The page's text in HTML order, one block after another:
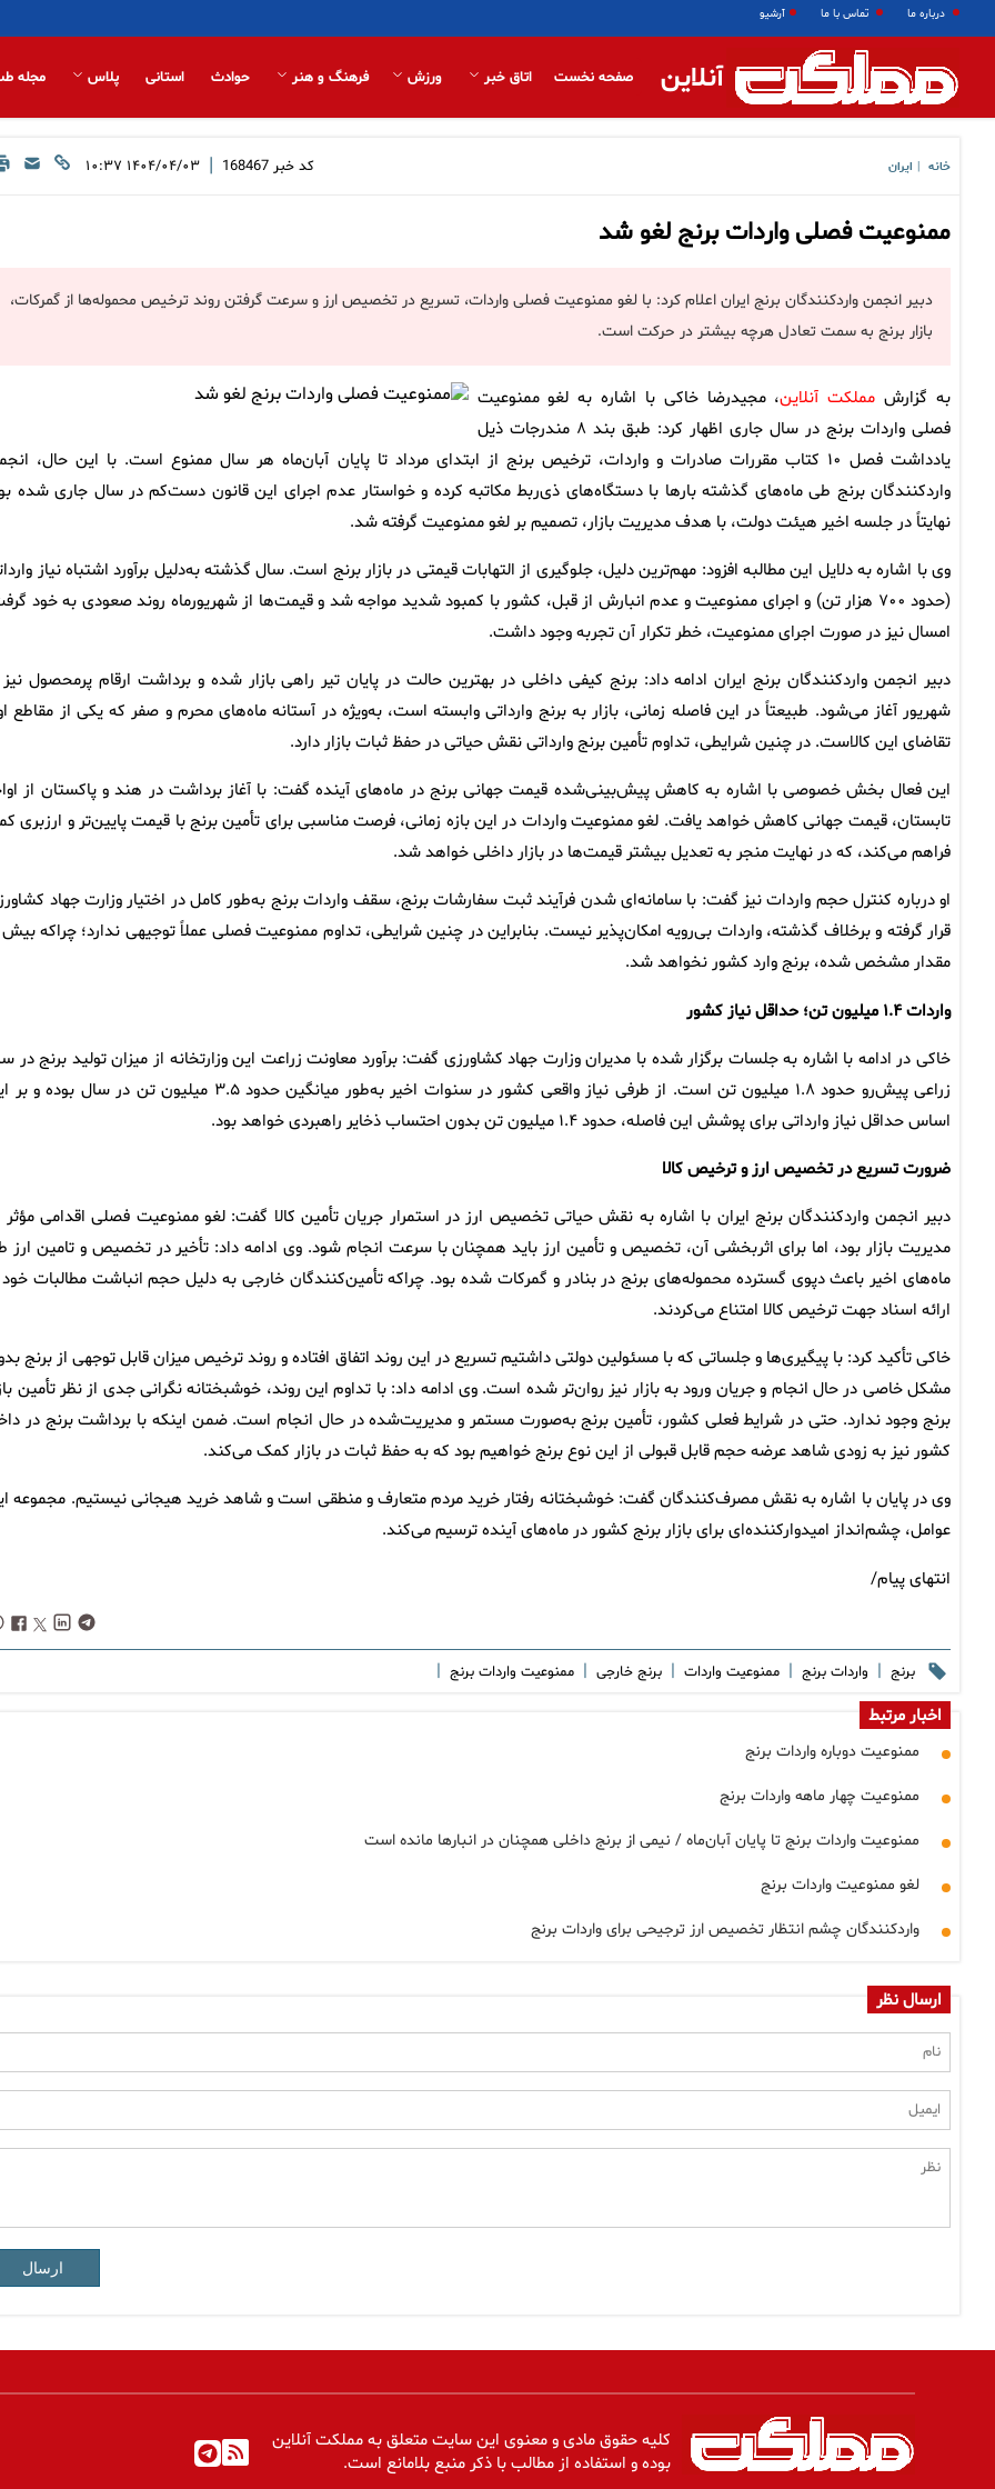
درباره ما تماس با ما آرشیو
آنلاین صفحه نخست اتاق خبر ورزش فرهنگ و هنر حوادث استانی پلاس مجله
خانه ایران کد خبر 168467
| ۱۴۰۴/۰۴/۰۳ ۱۰:۳۷
ممنوعیت فصلی واردات برنج لغو شد
دبیر انجمن واردکنندگان برنج ایران اعلام کرد: با لغو ممنوعیت فصلی واردات، تسریع در تخصیص ارز و سرعت گرفتن روند ترخیص محموله‌ها از گمرکات،
بازار برنج به سمت تعادل هرچه بیشتر در حرکت است.
به گزارش مملکت آنلاین، مجیدرضا خاکی با اشاره به لغو ممنوعیت
فصلی واردات برنج در سال جاری اظهار کرد: طبق بند ۸ مندرجات ذیل
یادداشت فصل ۱۰ کتاب مقررات صادرات و واردات، ترخیص برنج از ابتدای مرداد تا پایان آبان‌ماه هر سال ممنوع است. با این حال،
واردکنندگان برنج طی ماه‌های گذشته بارها با دستگاه‌های ذی‌ربط مکاتبه کرده و خواستار عدم اجرای این قانون دست‌کم در سال جاری شده
نهایتاً در جلسه اخیر هیئت دولت، با هدف مدیریت بازار، تصمیم بر لغو ممنوعیت گرفته شد.
وی با اشاره به دلایل این مطالبه افزود: مهم‌ترین دلیل، جلوگیری از التهابات قیمتی در بازار برنج است. سال گذشته به‌دلیل برآورد اشتباه نیاز
(حدود ۷۰۰ هزار تن) و اجرای ممنوعیت و عدم انبارش از قبل، کشور با کمبود شدید مواجه شد و قیمت‌ها از شهریورماه روند صعودی به خود
امسال نیز در صورت اجرای ممنوعیت، خطر تکرار آن تجربه وجود داشت.
دبیر انجمن واردکنندگان برنج ایران ادامه داد: برنج کیفی داخلی در بهترین حالت در پایان تیر راهی بازار شده و برداشت ارقام پرمحصول نیز
شهریور آغاز می‌شود. طبیعتاً در این فاصله زمانی، بازار به برنج وارداتی وابسته است، به‌ویژه در آستانه ماه‌های محرم و صفر که یکی از مقاطع
تقاضای این کالاست. در چنین شرایطی، تداوم تأمین برنج وارداتی نقش حیاتی در حفظ ثبات بازار دارد.
این فعال بخش خصوصی با اشاره به کاهش پیش‌بینی‌شده قیمت جهانی برنج در ماه‌های آینده گفت: با آغاز برداشت در هند و پاکستان از
تابستان، قیمت جهانی کاهش خواهد یافت. لغو ممنوعیت واردات در این بازه زمانی، فرصت مناسبی برای تأمین برنج با قیمت پایین‌تر و ارزبری
فراهم می‌کند، که در نهایت منجر به تعدیل بیشتر قیمت‌ها در بازار داخلی خواهد شد.
او درباره کنترل حجم واردات نیز گفت: با سامانه‌ای شدن فرآیند ثبت سفارشات برنج، سقف واردات برنج به‌طور کامل در اختیار وزارت جهاد
قرار گرفته و برخلاف گذشته، واردات بی‌رویه امکان‌پذیر نیست. بنابراین در چنین شرایطی، تداوم ممنوعیت فصلی عملاً توجیهی ندارد؛ چراکه بیش
مقدار مشخص شده، برنج وارد کشور نخواهد شد.
واردات ۱.۴ میلیون تن؛ حداقل نیاز کشور
خاکی در ادامه با اشاره به جلسات برگزار شده با مدیران وزارت جهاد کشاورزی گفت: برآورد معاونت زراعت این وزارتخانه از میزان تولید برنج در
زراعی پیش‌رو حدود ۱.۸ میلیون تن است. از طرفی نیاز واقعی کشور در سنوات اخیر به‌طور میانگین حدود ۳.۵ میلیون تن در سال
اساس حداقل نیاز وارداتی برای پوشش این فاصله، حدود ۱.۴ میلیون تن بدون احتساب ذخایر راهبردی خواهد بود.
ضرورت تسریع در تخصیص ارز و ترخیص کالا
دبیر انجمن واردکنندگان برنج ایران با اشاره به نقش حیاتی تخصیص ارز در استمرار جریان تأمین کالا گفت: لغو ممنوعیت فصلی اقدامی مؤثر
مدیریت بازار بود، اما برای اثربخشی آن، تخصیص و تأمین ارز باید همچنان با سرعت انجام شود. وی ادامه داد: تأخیر در تخصیص و تامین ارز
ماه‌های اخیر باعث دپوی گسترده محموله‌های برنج در بنادر و گمرکات شده بود. چراکه تأمین‌کنندگان خارجی به دلیل حجم انباشت مطالبات خود
ارائه اسناد جهت ترخیص کالا امتناع می‌کردند.
خاکی تأکید کرد: با پیگیری‌ها و جلساتی که با مسئولین دولتی داشتیم تسریع در این روند اتفاق افتاده و روند ترخیص میزان قابل توجهی از برنج
مشکل خاصی در حال انجام و جریان ورود به بازار نیز روان‌تر شده است. وی ادامه داد: با تداوم این روند، خوشبختانه نگرانی جدی از نظر تأمین
برنج وجود ندارد. حتی در شرایط فعلی کشور، تأمین برنج به‌صورت مستمر و مدیریت‌شده در حال انجام است. ضمن اینکه با برداشت برنج در
کشور نیز به زودی شاهد عرضه حجم قابل قبولی از این نوع برنج خواهیم بود که به حفظ ثبات در بازار کمک می‌کند.
وی در پایان با اشاره به نقش مصرف‌کنندگان گفت: خوشبختانه رفتار خرید مردم متعارف و منطقی است و شاهد خرید هیجانی نیستیم. مجموعه
عوامل، چشم‌انداز امیدوارکننده‌ای برای بازار برنج کشور در ماه‌های آینده ترسیم می‌کند.
انتهای پیام/
برنج | واردات برنج | ممنوعیت واردات | برنج خارجی | ممنوعیت واردات برنج |
اخبار مرتبط
ممنوعیت دوباره واردات برنج
ممنوعیت چهار ماهه واردات برنج
ممنوعیت واردات برنج تا پایان آبان‌ماه / نیمی از برنج داخلی همچنان در انبارها مانده است
لغو ممنوعیت واردات برنج
واردکنندگان چشم انتظار تخصیص ارز ترجیحی برای واردات برنج
ارسال نظر
ارسال
کلیه حقوق مادی و معنوی این سایت متعلق به مملکت آنلاین
بوده و استفاده از مطالب با ذکر منبع بلامانع است.